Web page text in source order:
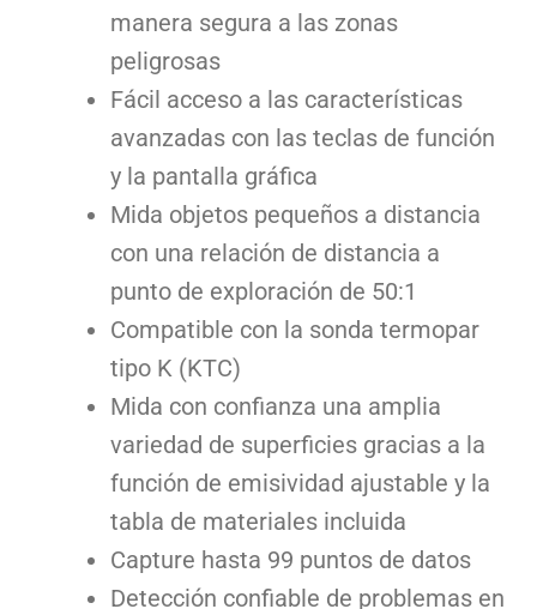
manera segura a las zonas
peligrosas
Fácil acceso a las características
avanzadas con las teclas de función
y la pantalla gráfica
Mida objetos pequeños a distancia
con una relación de distancia a
punto de exploración de 50:1
Compatible con la sonda termopar
tipo K (KTC)
Mida con confianza una amplia
variedad de superficies gracias a la
función de emisividad ajustable y la
tabla de materiales incluida
Capture hasta 99 puntos de datos
Detección confiable de problemas en